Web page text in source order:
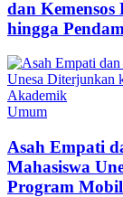
dan
hingga
Umum
Asah Empati
Mahasiswa
Program